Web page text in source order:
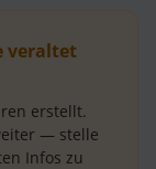
veraltet
erstellt.
— stelle
Infos zu